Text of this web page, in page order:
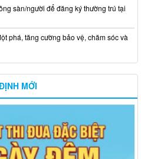
quả bầu Chủ tịch, các Phó
Thịnh khóa VII, nhiệm kỳ
quả bầu Chủ tịch Hội đồng
sàn/người để đăng ký thường trú tại
phá, tăng cường bảo vệ, chăm sóc và
MỚI